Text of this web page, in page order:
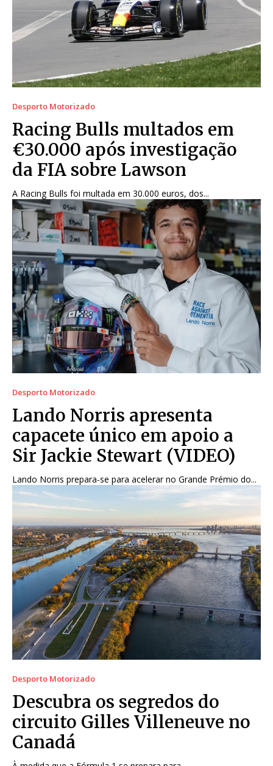
Desporto Motorizado
Racing Bulls multados em
€30.000 após investigação
da FIA sobre Lawson
A Racing Bulls foi multada em 30.000 euros, dos...
Desporto Motorizado
Lando Norris apresenta
capacete único em apoio a
Sir Jackie Stewart (VIDEO)
Lando Norris prepara-se para acelerar no Grande Prémio do...
Desporto Motorizado
Descubra os segredos do
circuito Gilles Villeneuve no
Canadá